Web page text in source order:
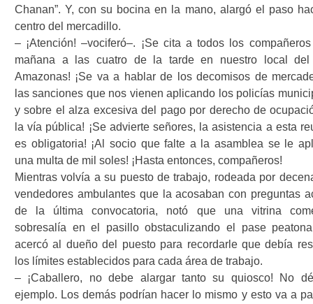
Chanan”. Y, con su bocina en la mano, alargó el paso
centro del mercadillo.
– ¡Atención! –vociferó–. ¡Se cita a todos los
mañana a las cuatro de la tarde en nuestro local del
Amazonas! ¡Se va a hablar de los decomisos de
las sanciones que nos vienen aplicando los policías
y sobre el alza excesiva del pago por derecho de
la vía pública! ¡Se advierte señores, la asistencia a esta
es obligatoria! ¡Al socio que falte a la asamblea se le
una multa de mil soles! ¡Hasta entonces, compañeros!
Mientras volvía a su puesto de trabajo, rodeada por
vendedores ambulantes que la acosaban con preguntas
de la última convocatoria, notó que una vitrina
sobresalía en el pasillo obstaculizando el pase
acercó al dueño del puesto para recordarle que debía
los límites establecidos para cada área de trabajo.
– ¡Caballero, no debe alargar tanto su quiosco! No
ejemplo. Los demás podrían hacer lo mismo y esto va a